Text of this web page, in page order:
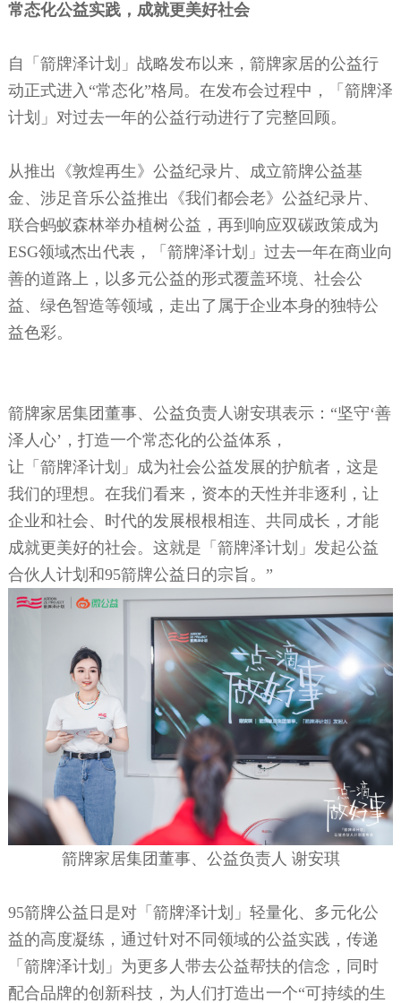
常态化公益实践，成就更美好社会
自「箭牌泽计划」战略发布以来，箭牌家居的公益行
动正式进入 “常态化”格局。在发布会过程中，「箭牌泽
计划」对过去一年的公益行动进行了完整回顾。
从推出《敦煌再生》公益纪录片、成立箭牌公益基
金、涉足音乐公益推出《我们都会老》公益纪录片、
联合蚂蚁森林举办植树公益，再到响应双碳政策成为
ESG领域杰出代表，「箭牌泽计划」过去一年在商业向
善的道路上，以多元公益的形式覆盖环境、社会公
益、绿色智造等领域，走出了属于企业本身的独特公
益色彩。
箭牌家居集团董事、公益负责人谢安琪表示： “坚守‘善
泽人心’，打造一个常态化的公益体系，
让「箭牌泽计划」成为社会公益发展的护航者，这是
我们的理想。在我们看来，资本的天性并非逐利，让
企业和社会、时代的发展根根相连、共同成长，才能
成就更美好的社会。这就是「箭牌泽计划」发起公益
合伙人计划和95箭牌公益日的宗旨。 ”
箭牌家居集团董事、公益负责人 谢安琪
95箭牌公益日是对「箭牌泽计划」轻量化、多元化公
益的高度凝练，通过针对不同领域的公益实践，传递
「箭牌泽计划」为更多人带去公益帮扶的信念，同时
配合品牌的创新科技，为人们打造出一个“可持续的生